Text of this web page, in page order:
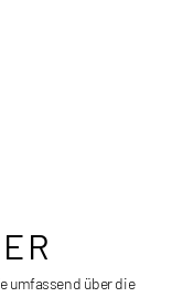
umfassend über die